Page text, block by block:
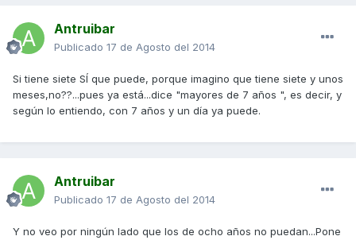
Antruibar
Publicado 17 de Agosto del 2014
Si tiene siete SÍ que puede, porque imagino que tiene siete y unos
meses,no??...pues ya está...dice "mayores de 7 años ", es decir, y
según lo entiendo, con 7 años y un día ya puede.
Antruibar
Publicado 17 de Agosto del 2014
Y no veo por ningún lado que los de ocho años no puedan...Pone